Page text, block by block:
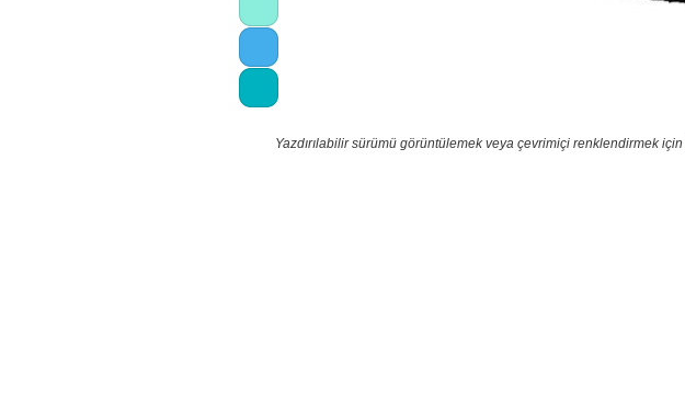
Yazdırılabilir sürümü görüntülemek veya çevrimiçi renklendirmek için